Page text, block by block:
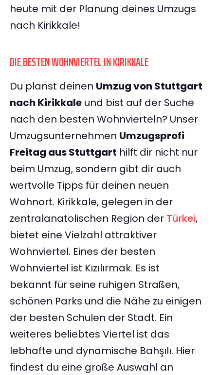
heute mit der Planung deines Umzugs
nach Kirikkale!
DIE BESTEN WOHNVIERTEL IN KIRIKKALE
Du planst deinen Umzug von Stuttgart
nach Kirikkale und bist auf der Suche
nach den besten Wohnvierteln? Unser
Umzugsunternehmen Umzugsprofi
Freitag aus Stuttgart hilft dir nicht nur
beim Umzug, sondern gibt dir auch
wertvolle Tipps für deinen neuen
Wohnort. Kirikkale, gelegen in der
zentralanatolischen Region der Türkei,
bietet eine Vielzahl attraktiver
Wohnviertel. Eines der besten
Wohnviertel ist Kızılırmak. Es ist
bekannt für seine ruhigen Straßen,
schönen Parks und die Nähe zu einigen
der besten Schulen der Stadt. Ein
weiteres beliebtes Viertel ist das
lebhafte und dynamische Bahşılı. Hier
findest du eine große Auswahl an